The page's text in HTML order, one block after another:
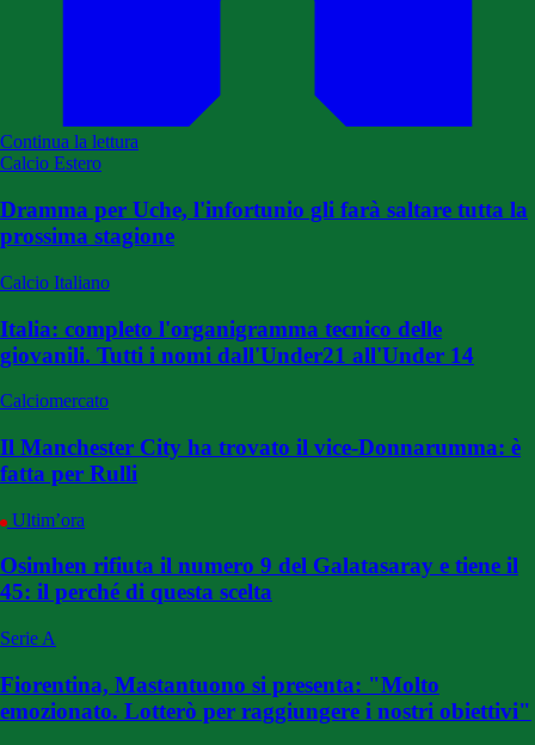
Continua la lettura
Calcio Estero
Dramma per Uche, l'infortunio gli farà saltare tutta la
prossima stagione
Calcio Italiano
Italia: completo l'organigramma tecnico delle
giovanili. Tutti i nomi dall'Under21 all'Under 14
Calciomercato
Il Manchester City ha trovato il vice-Donnarumma: è
fatta per Rulli
Ultim’ora
Osimhen rifiuta il numero 9 del Galatasaray e tiene il
45: il perché di questa scelta
Serie A
Fiorentina, Mastantuono si presenta: "Molto
emozionato. Lotterò per raggiungere i nostri obiettivi"